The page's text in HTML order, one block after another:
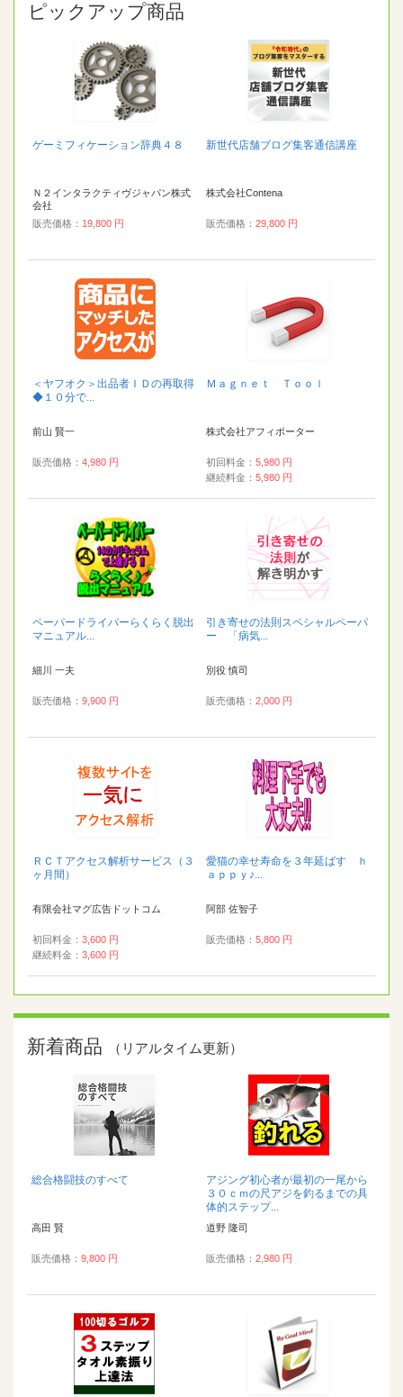
ピックアップ商品
ゲーミフィケーション辞典４８
Ｎ２インタラクティヴジャパン株式
会社
販売価格： 19,800 円
新世代店舗ブログ集客通信講座
株式会社Contena
販売価格： 29,800 円
＜ヤフオク＞出品者ＩＤの再取得
◆１０分で...
前山 賢一
販売価格： 4,980 円
Ｍａｇｎｅｔ Ｔｏｏｌ
株式会社アフィポーター
初回料金： 5,980 円
継続料金： 5,980 円
ペーパードライバーらくらく脱出
マニュアル...
細川 一夫
販売価格： 9,900 円
引き寄せの法則スペシャルペーパ
ー 「病気...
別役 慎司
販売価格： 2,000 円
ＲＣＴアクセス解析サービス（３
ヶ月間）
有限会社マグ広告ドットコム
初回料金： 3,600 円
継続料金： 3,600 円
愛猫の幸せ寿命を３年延ばす ｈ
ａｐｐｙ♪...
阿部 佐智子
販売価格： 5,800 円
新着商品 （リアルタイム更新）
総合格闘技のすべて
高田 賢
販売価格： 9,800 円
アジング初心者が最初の一尾から
３０ｃｍの尺アジを釣るまでの具
体的ステップ...
道野 隆司
販売価格： 2,980 円